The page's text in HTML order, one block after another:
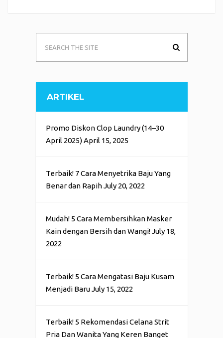
ARTIKEL
Promo Diskon Clop Laundry (14–30
April 2025) April 15, 2025
Terbaik! 7 Cara Menyetrika Baju Yang
Benar dan Rapih July 20, 2022
Mudah! 5 Cara Membersihkan Masker
Kain dengan Bersih dan Wangi! July 18,
2022
Terbaik! 5 Cara Mengatasi Baju Kusam
Menjadi Baru July 15, 2022
Terbaik! 5 Rekomendasi Celana Strit
Pria Dan Wanita Yang Keren Banget